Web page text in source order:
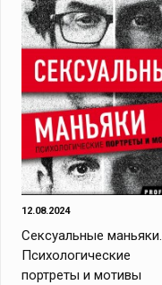
12.08.2024
Сексуальные маньяки.
Психологические
портреты и мотивы